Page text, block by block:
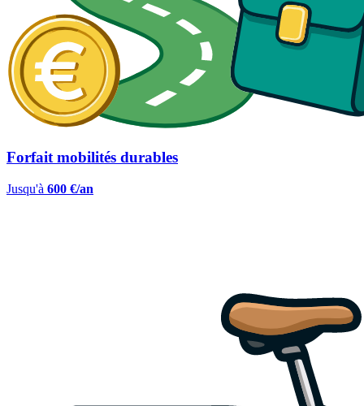
Forfait mobilités durables
Jusqu'à 600 €/an